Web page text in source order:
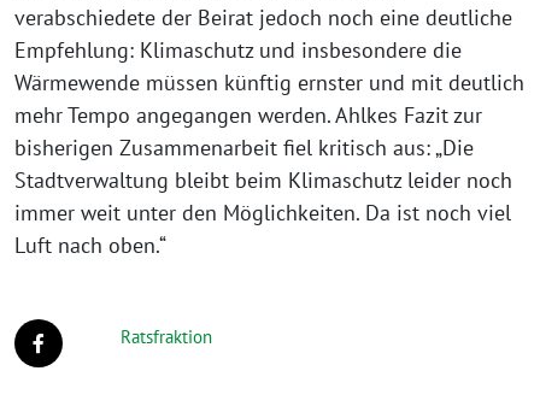
verabschiedete der Beirat jedoch noch eine deutliche
Empfehlung: Klimaschutz und insbesondere die
Wärmewende müssen künftig ernster und mit deutlich
mehr Tempo angegangen werden. Ahlkes Fazit zur
bisherigen Zusammenarbeit fiel kritisch aus: „Die
Stadtverwaltung bleibt beim Klimaschutz leider noch
immer weit unter den Möglichkeiten. Da ist noch viel
Luft nach oben.“
Ratsfraktion